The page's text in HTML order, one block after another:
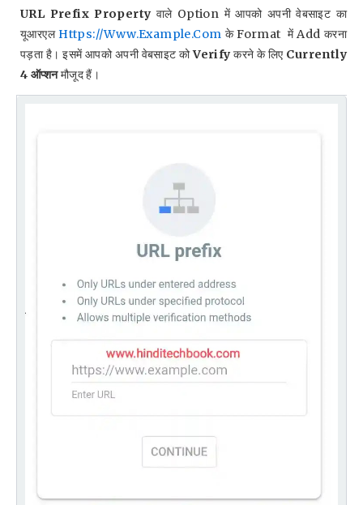
URL Prefix Propertyवाले Option में आपको अपनी वेबसाइट का
यूआरएलHttps://www.example.com के Format में Add करना
पड़ता है। इसमें आपको अपनी वेबसाइट कोVerifyकरने के लिए Currently
4 ऑप्शनमौजूद हैं।